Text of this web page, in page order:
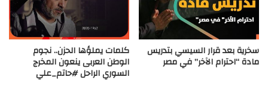
سخرية بعد قرار السيسي بتدريس
مادة “احترام الآخر” في مصر
كلمات يملؤها الحزن.. نجوم
الوطن العربى ينعون المخرج
السوري الراحل #حاتم_علي